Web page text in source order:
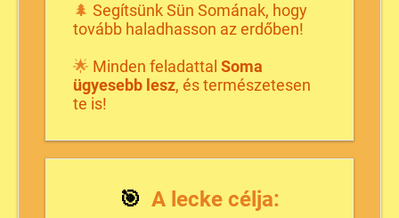
🌲 Segítsünk Sün Somának, hogy
tovább haladhasson az erdőben!
🌟 Minden feladattal Soma
ügyesebb lesz, és természetesen
te is!
🎯 A lecke célja: